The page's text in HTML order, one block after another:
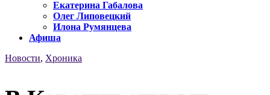
Екатерина Габалова
Олег Липовецкий
Илона Румянцева
Афиша
Новости, Хроника